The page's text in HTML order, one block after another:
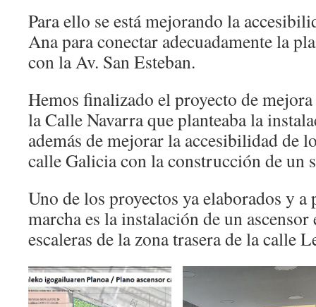
Para ello se está mejorando la
Ana para conectar adecuadamente la
con la Av. San Esteban.
Hemos finalizado el proyecto de
la Calle Navarra que planteaba la
además de mejorar la accesibilidad de
calle Galicia con la construcción de un
Uno de los proyectos ya elaborados y a
marcha es la instalación de un ascensor
escaleras de la zona trasera de la calle